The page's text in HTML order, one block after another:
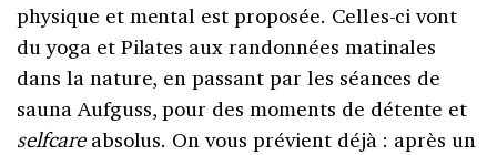
physique et mental est proposée. Celles-ci vont
du yoga et Pilates aux randonnées matinales
dans la nature, en passant par les séances de
sauna Aufguss, pour des moments de détente et
selfcareabsolus. On vous prévient déjà : après un